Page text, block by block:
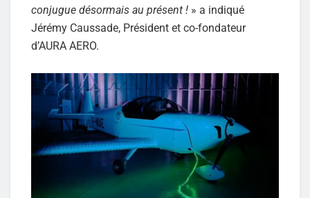
conjugue désormais au présent ! » a indiqué
Jérémy Caussade, Président et co-fondateur
d’AURA AERO.